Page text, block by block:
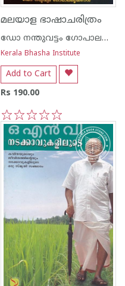
മലയാള ഭാഷാചരിത്രം
ഡോ നന്തുവട്ടം ഗോപാലകൃഷ്ണന്‍
Kerala Bhasha Institute
Add to Cart
Rs 190.00
5
4
3
2
1